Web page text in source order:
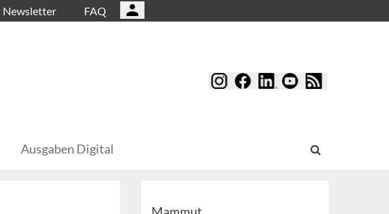
Newsletter FAQ
Ausgaben Digital